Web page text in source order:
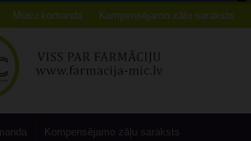
Mūsu komanda Kompensējamo zāļu saraksts
Kompensējamo zāļu saraksts